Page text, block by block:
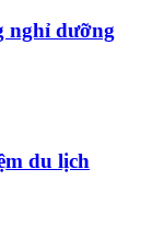
nghỉ dưỡng
du lịch